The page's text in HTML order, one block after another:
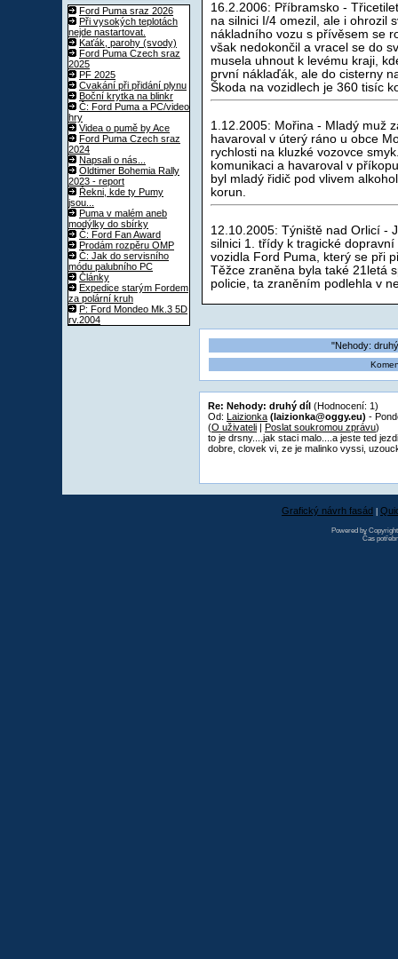
Ford Puma sraz 2026
Při vysokých teplotách
nejde nastartovat.
Kaťák, parohy (svody)
Ford Puma Czech sraz
2025
PF 2025
Cvakání při přidání plynu
Boční krytka na blinkr
Č: Ford Puma a PC/video
hry
Videa o pumě by Ace
Ford Puma Czech sraz
2024
Napsali o nás...
Oldtimer Bohemia Rally
2023 - report
Řekni, kde ty Pumy
jsou...
Puma v malém aneb
modýlky do sbírky
Č: Ford Fan Award
Prodám rozpěru OMP
Č: Jak do servisního
módu palubního PC
Články
Expedice starým Fordem
za polární kruh
P: Ford Mondeo Mk.3 5D
rv.2004
16.2.2006: Příbramsko -
na silnici I/4 omezil, ale i ohrozil
nákladního vozu s přívěsem se
však nedokončil a vracel se do
musela uhnout k levému kraji,
první náklaďák, ale do cisterny
Škoda na vozidlech je 360 tisíc
1.12.2005: Mořina - Mladý muž
havaroval v úterý ráno u obce
rychlosti na kluzké vozovce
komunikaci a havaroval v
byl mladý řidič pod vlivem
korun.
12.10.2005: Týniště nad Orlicí -
silnici 1. třídy k tragické
vozidla Ford Puma, který se při
Těžce zraněna byla také 21letá
policie, ta zraněním podlehla v
"Nehody:
Re: Nehody: druhý díl (Hodnocení: 1)
Od: Laizionka (laizionka@oggy.eu) -
(O uživateli | Poslat soukromou zprávu)
to je drsny....jak staci malo....a jeste ted
dobre, clovek vi, ze je malinko vyssi,
Grafický návrh fasád
Powered by
Čas